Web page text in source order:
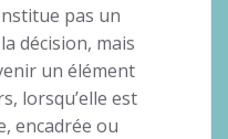
pas un
décision, mais
un élément
lorsqu’elle est
encadrée ou